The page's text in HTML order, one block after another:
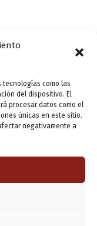
tecnologías como las
del dispositivo. El
procesar datos como el
únicas en este sitio.
negativamente a
de Estudios
espacios de
5. Conferencia
Las claves de
su titna